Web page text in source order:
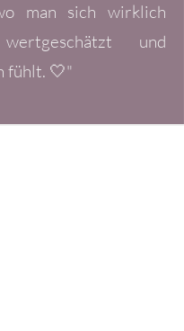
man sich wirklich
und
fühlt. 🤍"